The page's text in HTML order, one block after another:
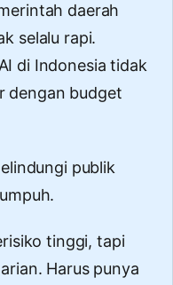
daerah
selalu rapi.
di Indonesia tidak
dengan budget
publik
tinggi, tapi
Harus punya